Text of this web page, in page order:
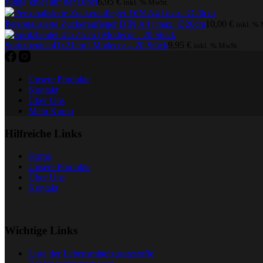
inkl. % MwSt.
Personalisierte Zuckeraufleger DIN A4 | max. ∅20cm 10,00 € inkl. %
Spritzbeutel 41x21cm | Modecor – 20 Stück9,95 € inkl. % MwSt.
Unsere Produkte
Kontakt
Über Uns
Mein Konto
Hilfreiche Links
Home
Unsere Produkte
Über Uns
Kontakt
Wichtige Links
Liste der Lebensmittelzusatzstoffe